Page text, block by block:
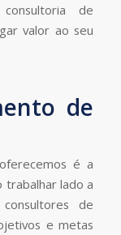
de
valor ao seu
de
é a
trabalhar lado a
de
e metas